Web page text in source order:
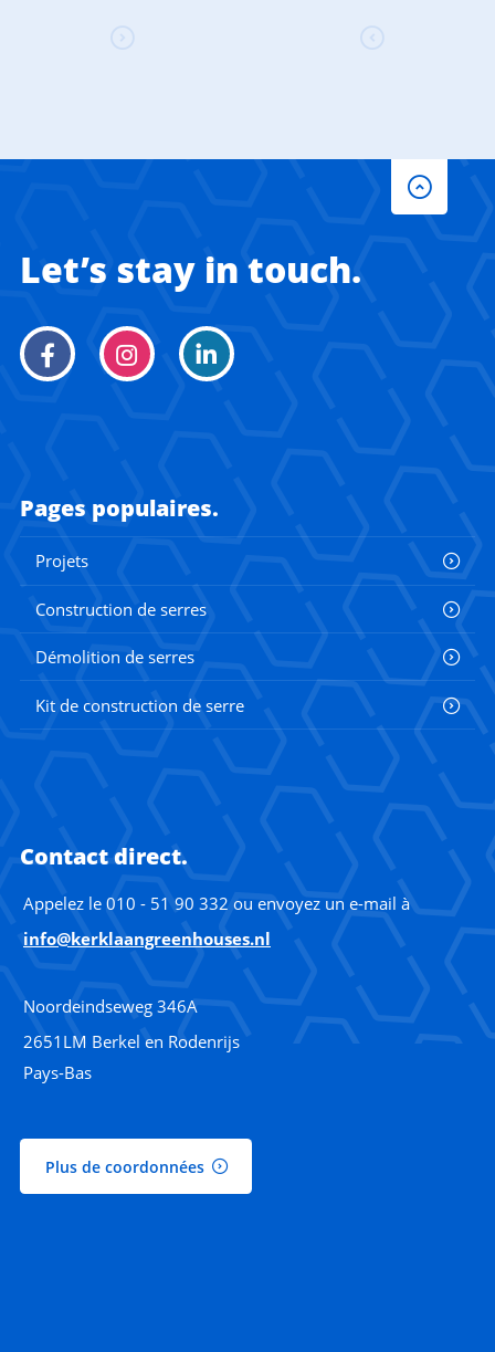
Let’s stay in touch.
Pages populaires.
Projets
Construction de serres
Démolition de serres
Kit de construction de serre
Contact direct.
Appelez le 010 - 51 90 332 ou envoyez un e-mail à
info@kerklaangreenhouses.nl
Noordeindseweg 346A
2651LM Berkel en Rodenrijs
Pays-Bas
Plus de coordonnées